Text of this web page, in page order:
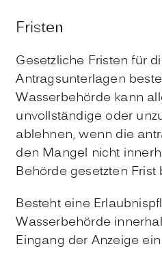
Fristen
Gesetzliche Fristen für
Antragsunterlagen
Wasserbehörde kann
unvollständige oder
ablehnen, wenn die
den Mangel nicht
Behörde gesetzten Frist
Besteht eine
Wasserbehörde
Eingang der Anzeige